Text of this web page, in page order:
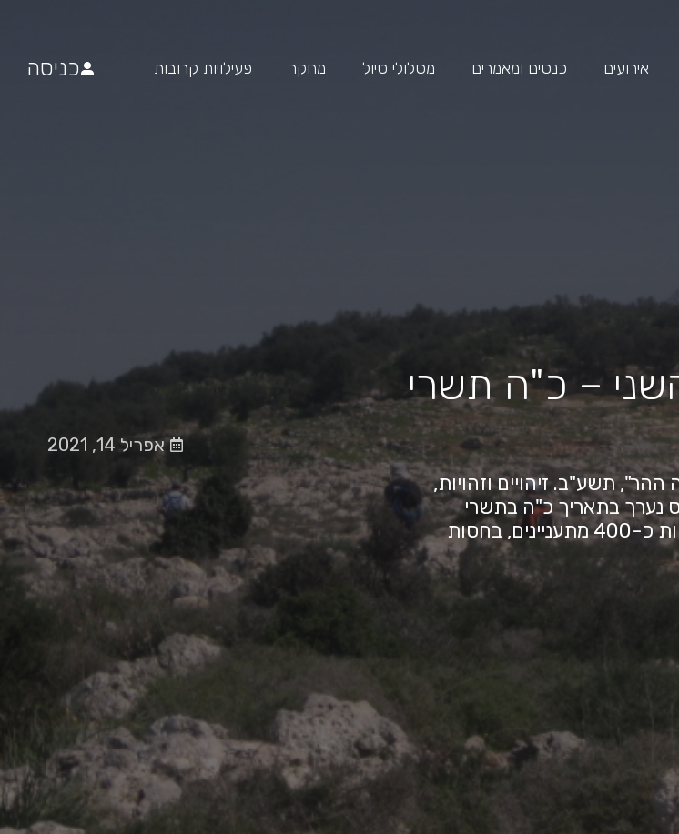
אירועים כנסים ומאמרים מסלולי טיול מחקר פעילויות קרובות כניסה
– כ"ה תשרי
תשע"ב. זיהויים וזהויות,
נערך בתאריך כ"ה בתשרי
התשע"ב (23.10.11) באולם 'גלנווד' ביישוב חשמונאים בהשתתפות כ-400 מתעניינים, בחסות
אפריל 14, 2021